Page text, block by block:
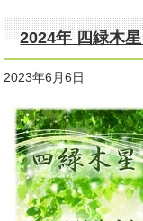
2024年 四緑木
2023年6月6日